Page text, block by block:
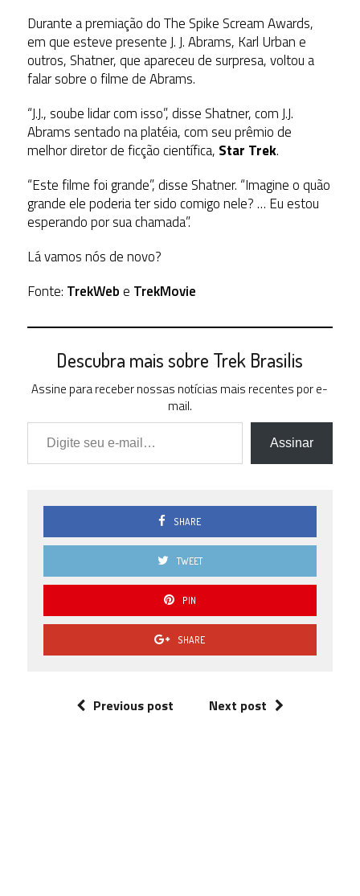
Durante a premiação do The Spike Scream Awards,
em que esteve presente J. J. Abrams, Karl Urban e
outros, Shatner, que apareceu de surpresa, voltou a
falar sobre o filme de Abrams.
“J.J., soube lidar com isso”, disse Shatner, com J.J.
Abrams sentado na platéia, com seu prêmio de
melhor diretor de ficção científica, Star Trek.
“Este filme foi grande”, disse Shatner. “Imagine o quão
grande ele poderia ter sido comigo nele? … Eu estou
esperando por sua chamada”.
Lá vamos nós de novo?
Fonte: TrekWebe TrekMovie
Descubra mais sobre Trek Brasilis
Assine para receber nossas notícias mais recentes por e-
mail.
Digite seu e-mail…
Assinar
SHARE
TWEET
PIN
SHARE
Previous post Next post